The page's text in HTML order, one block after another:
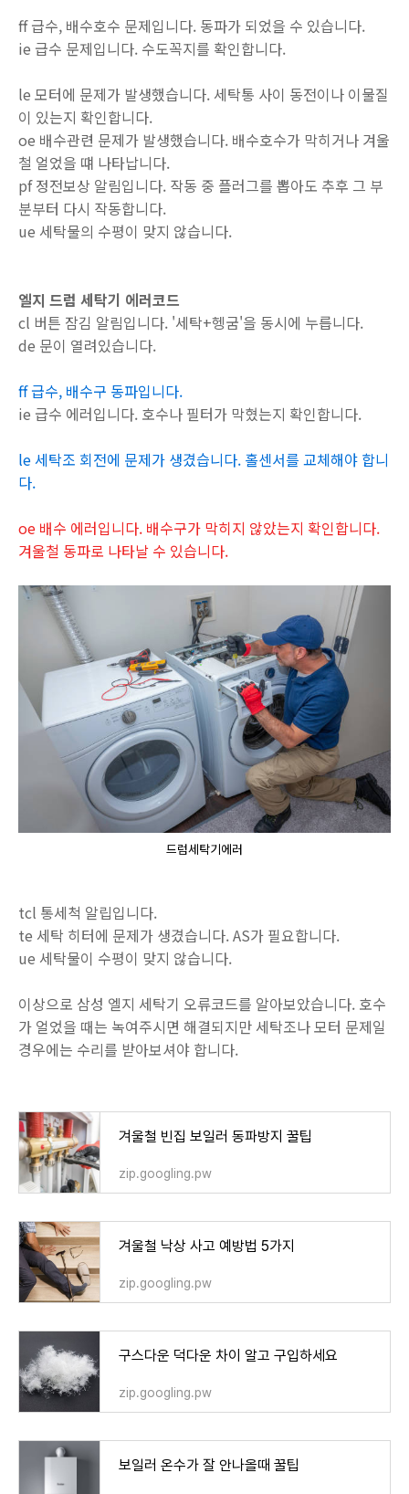
ff 급수, 배수호수 문제입니다. 동파가 되었을 수 있습니다.
ie 급수 문제입니다. 수도꼭지를 확인합니다.
le 모터에 문제가 발생했습니다. 세탁통 사이 동전이나 이물질
이 있는지 확인합니다.
oe 배수관련 문제가 발생했습니다. 배수호수가 막히거나 겨울
철 얼었을 떄 나타납니다.
pf 정전보상 알림입니다. 작동 중 플러그를 뽑아도 추후 그 부
분부터 다시 작동합니다.
ue 세탁물의 수평이 맞지 않습니다.
엘지 드럼 세탁기 에러코드
cl 버튼 잠김 알림입니다. '세탁+헹굼'을 동시에 누릅니다.
de 문이 열려있습니다.
ff 급수, 배수구 동파입니다.
ie 급수 에러입니다. 호수나 필터가 막혔는지 확인합니다.
le 세탁조 회전에 문제가 생겼습니다. 홀센서를 교체해야 합니
다.
oe 배수 에러입니다. 배수구가 막히지 않았는지 확인합니다.
겨울철 동파로 나타날 수 있습니다.
드럼세탁기에러
tcl 통세척 알립입니다.
te 세탁 히터에 문제가 생겼습니다. AS가 필요합니다.
ue 세탁물이 수평이 맞지 않습니다.
이상으로 삼성 엘지 세탁기 오류코드를 알아보았습니다. 호수
가 얼었을 때는 녹여주시면 해결되지만 세탁조나 모터 문제일
경우에는 수리를 받아보셔야 합니다.
겨울철 빈집 보일러 동파방지 꿀팁
zip.googling.pw
겨울철 낙상 사고 예방법 5가지
zip.googling.pw
구스다운 덕다운 차이 알고 구입하세요
zip.googling.pw
보일러 온수가 잘 안나올때 꿀팁